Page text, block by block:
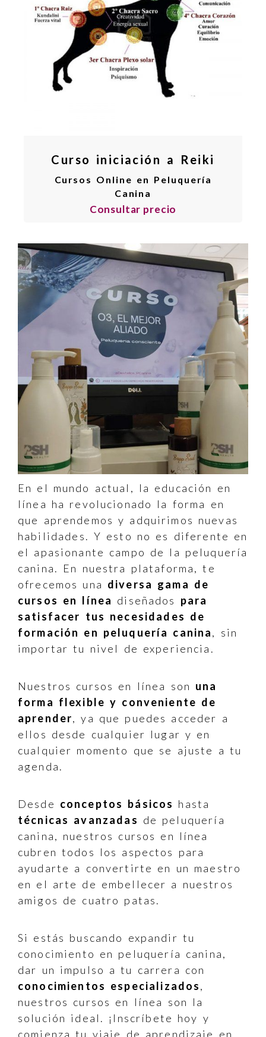
Curso iniciación a Reiki
Cursos Online en Peluquería
Canina
Consultar precio
En el mundo actual, la educación en
línea ha revolucionado la forma en
que aprendemos y adquirimos nuevas
habilidades. Y esto no es diferente en
el apasionante campo de la peluquería
canina. En nuestra plataforma, te
ofrecemos una diversa gama de
cursos en línea diseñados para
satisfacer tus necesidades de
formación en peluquería canina, sin
importar tu nivel de experiencia.
Nuestros cursos en línea son una
forma flexible y conveniente de
aprender, ya que puedes acceder a
ellos desde cualquier lugar y en
cualquier momento que se ajuste a tu
agenda.
Desde conceptos básicos hasta
técnicas avanzadas de peluquería
canina, nuestros cursos en línea
cubren todos los aspectos para
ayudarte a convertirte en un maestro
en el arte de embellecer a nuestros
amigos de cuatro patas.
Si estás buscando expandir tu
conocimiento en peluquería canina,
dar un impulso a tu carrera con
conocimientos especializados,
nuestros cursos en línea son la
solución ideal. ¡Inscríbete hoy y
comienza tu viaje de aprendizaje en